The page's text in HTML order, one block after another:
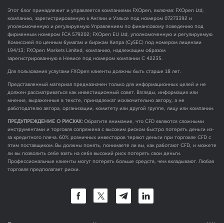
Этот блог принадлежит и управляется компаниями FXOpen, включая: FXOpen Ltd,
компанию, зарегистрированную в Англии и Уэльсе под номером 07273392 и
уполномоченную и регулируемую Управлением по финансовому поведению под
фирменным номером FCA 579202; FXOpen EU Ltd, уполномоченную и регулируемую
Комиссией по ценным бумагам и биржам Кипра (CySEC) под номером лицензии
194/13; FXOpen Markets Limited, компанию, надлежащим образом
зарегистрированную в Невисе под номером компании C 42235.
Для пользования услугами FXOpen клиенты должны быть старше 18 лет.
Представленный материал предназначен только для информационных целей и не
должен рассматриваться как инвестиционный совет. Взгляды, информация или
мнения, выраженные в тексте, принадлежат исключительно автору, а не
работодателю автора, организации, комитету или другой группе, лицу или компании.
ПРЕДУПРЕЖДЕНИЕ О РИСКАХ: Обратите внимание, что CFD являются сложными
инструментами и торговля сопряжена с высоким риском быстро потерять деньги из-
за кредитного плеча. 60% розничных инвесторов теряют деньги при торговле CFD с
этим поставщиком. Вы должны понять, понимаете ли вы, как работают CFD, и можете
ли вы позволить себе взять на себя высокий риск потерять свои деньги.
Профессиональные клиенты могут потерять больше средств, чем вкладывают. Любая
торговля предполагает риски.